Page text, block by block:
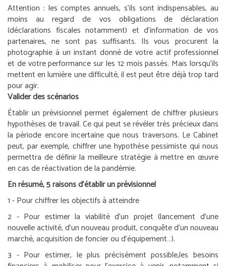
Attention : les comptes annuels, s’ils sont indispensables, au
moins au regard de vos obligations de déclaration
(déclarations fiscales notamment) et d’information de vos
partenaires, ne sont pas suffisants. Ils vous procurent la
photographie à un instant donné de votre actif professionnel
et de votre performance sur les 12 mois passés. Mais lorsqu’ils
mettent en lumière une difficulté, il est peut être déjà trop tard
pour agir.
Valider des scénarios
Établir un prévisionnel permet également de chiffrer plusieurs
hypothèses de travail. Ce qui peut se révéler très précieux dans
la période encore incertaine que nous traversons. Le Cabinet
peut, par exemple, chiffrer une hypothèse pessimiste qui nous
permettra de définir la meilleure stratégie à mettre en œuvre
en cas de réactivation de la pandémie.
En résumé, 5 raisons d’établir un prévisionnel
1 - Pour chiffrer les objectifs à atteindre
2 - Pour estimer la viabilité d’un projet (lancement d’une
nouvelle activité, d’un nouveau produit, conquête d’un nouveau
marché, acquisition de foncier ou d’équipement…).
3 - Pour estimer, le plus précisément possible,les besoins